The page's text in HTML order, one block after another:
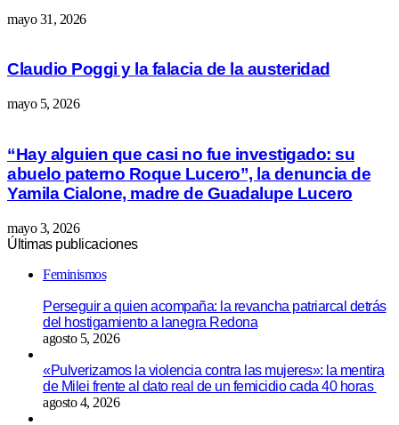
mayo 31, 2026
Claudio Poggi y la falacia de la austeridad
mayo 5, 2026
“Hay alguien que casi no fue investigado: su
abuelo paterno Roque Lucero”, la denuncia de
Yamila Cialone, madre de Guadalupe Lucero
mayo 3, 2026
Últimas publicaciones
Feminismos
Perseguir a quien acompaña: la revancha patriarcal detrás
del hostigamiento a lanegra Redona
agosto 5, 2026
«Pulverizamos la violencia contra las mujeres»: la mentira
de Milei frente al dato real de un femicidio cada 40 horas
agosto 4, 2026